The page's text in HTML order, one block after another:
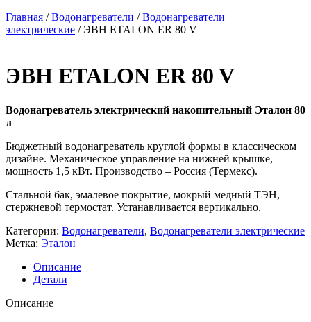
Главная /Водонагреватели /Водонагреватели
электрические / ЭВН ETALON ER 80 V
ЭВН ETALON ER 80 V
Водонагреватель электрический накопительный Эталон 80
л
Бюджетный водонагреватель круглой формы в классическом
дизайне. Механическое управление на нижней крышке,
мощность 1,5 кВт. Производство – Россия (Термекс).
Стальной бак, эмалевое покрытие, мокрый медный ТЭН,
стержневой термостат. Устанавливается вертикально.
Категории: Водонагреватели, Водонагреватели электрические
Метка: Эталон
Описание
Детали
Описание